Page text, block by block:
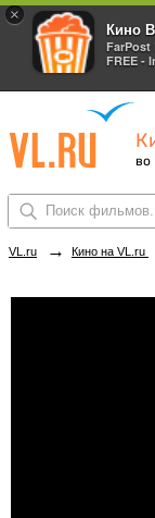
×
Кино
FarPost
FREE -
во
VL.ru → Кино на VL.ru